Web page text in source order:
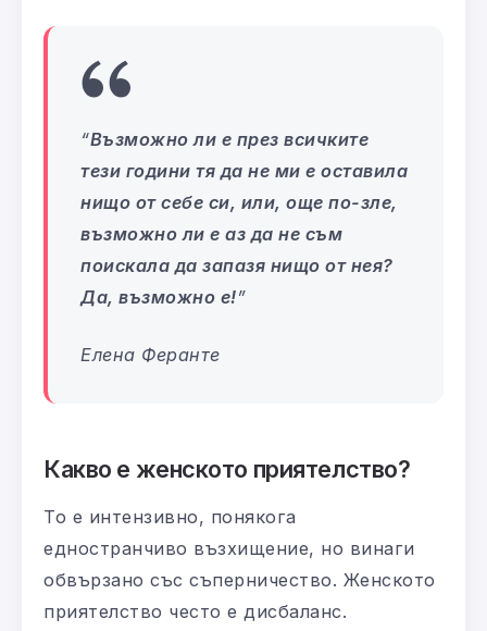
“Възможно ли е през всичките
тези години тя да не ми е оставила
нищо от себе си, или, още по-зле,
възможно ли е аз да не съм
поискала да запазя нищо от нея?
Да, възможно е!”
Елена Феранте
Какво е женското приятелство?
То е интензивно, понякога
едностранчиво възхищение, но винаги
обвързано със съперничество. Женското
приятелство често е дисбаланс.